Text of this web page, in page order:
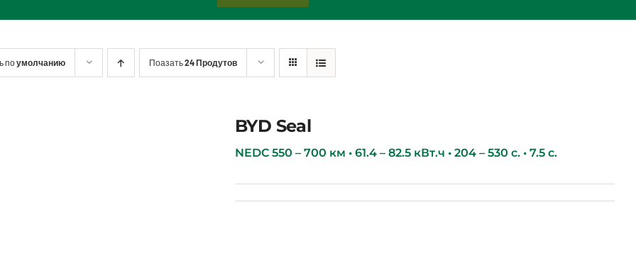
поумолчанию Поазать24 Продутов
BYD Seal
NEDC 550 – 700 км • 61.4 – 82.5 кВт.ч • 204 – 530 с. • 7.5 с.